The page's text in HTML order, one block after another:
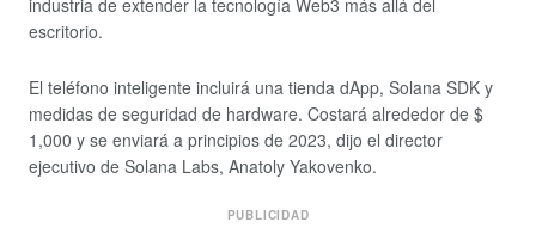
industria de extender la tecnología Web3 más allá del
escritorio.
El teléfono inteligente incluirá una tienda dApp, Solana SDK y
medidas de seguridad de hardware. Costará alrededor de $
1,000 y se enviará a principios de 2023, dijo el director
ejecutivo de Solana Labs, Anatoly Yakovenko.
PUBLICIDAD